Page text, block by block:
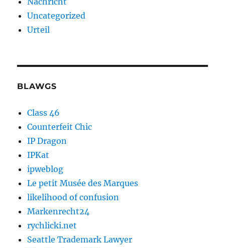
Uncategorized
Urteil
BLAWGS
Class 46
Counterfeit Chic
IP Dragon
IPKat
ipweblog
Le petit Musée des Marques
likelihood of confusion
Markenrecht24
rychlicki.net
Seattle Trademark Lawyer